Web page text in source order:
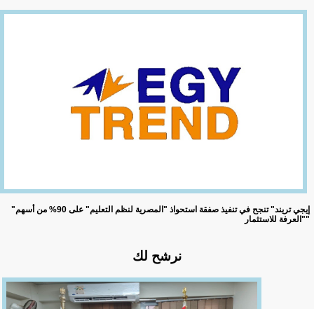
"إيجي تريند" تنجح في تنفيذ صفقة استحواذ "المصرية لنظم التعليم" على 90% من أسهم
"العرفة للاستثمار"
نرشح لك